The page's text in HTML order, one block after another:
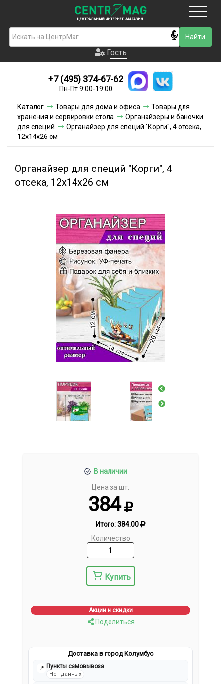
Гость
Новинки
Условия доставки
Условия оплаты
Акции и скидки
Гость
+7 (495) 374-67-62
Пн-Пт 9:00-19:00
Каталог Товары для дома и офиса
Товары для
хранения и сервировки стола
Органайзеры и баночки
для специй
Органайзер для специй "Корги", 4 отсека,
12х14х26 см
Органайзер для специй "Корги", 4
отсека, 12х14х26 см
В наличии
Цена за шт.
384
Итого:384.00
Количество
Купить
Акции и скидки
Поделиться
Доставка в город Колумбус
📍 Пункты самовывоза
Нет данных